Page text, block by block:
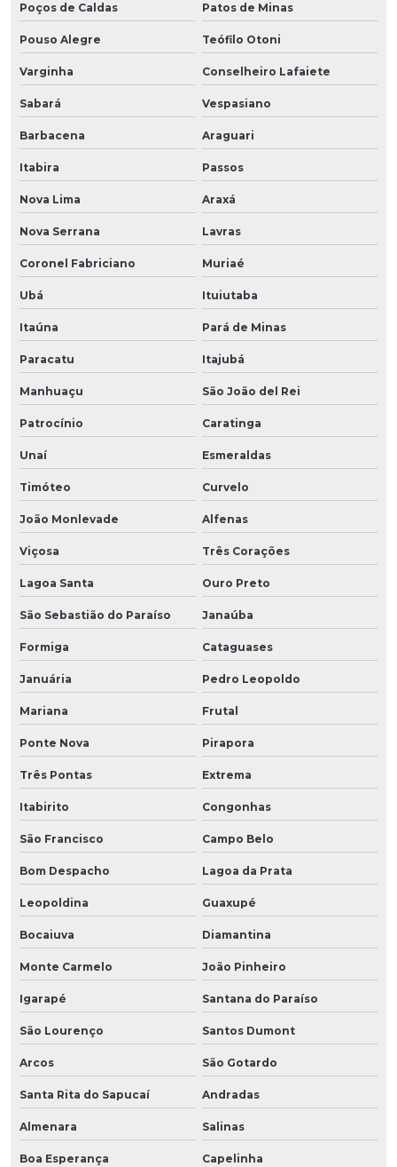
Poços de Caldas Patos de Minas
Pouso Alegre Teófilo Otoni
Varginha Conselheiro Lafaiete
Sabará Vespasiano
Barbacena Araguari
Itabira Passos
Nova Lima Araxá
Nova Serrana Lavras
Coronel Fabriciano Muriaé
Ubá Ituiutaba
Itaúna Pará de Minas
Paracatu Itajubá
Manhuaçu São João del Rei
Patrocínio Caratinga
Unaí Esmeraldas
Timóteo Curvelo
João Monlevade Alfenas
Viçosa Três Corações
Lagoa Santa Ouro Preto
São Sebastião do Paraíso Janaúba
Formiga Cataguases
Januária Pedro Leopoldo
Mariana Frutal
Ponte Nova Pirapora
Três Pontas Extrema
Itabirito Congonhas
São Francisco Campo Belo
Bom Despacho Lagoa da Prata
Leopoldina Guaxupé
Bocaiuva Diamantina
Monte Carmelo João Pinheiro
Igarapé Santana do Paraíso
São Lourenço Santos Dumont
Arcos São Gotardo
Santa Rita do Sapucaí Andradas
Almenara Salinas
Boa Esperança Capelinha